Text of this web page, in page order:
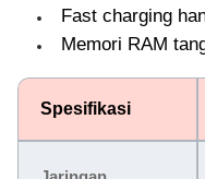
Fast charging
Memori RAM
Spesifikasi